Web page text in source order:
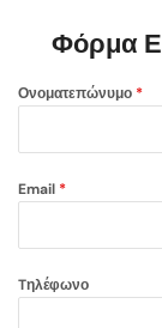
Φόρμα
Ονοματεπώνυμο *
Email *
Tηλέφωνο